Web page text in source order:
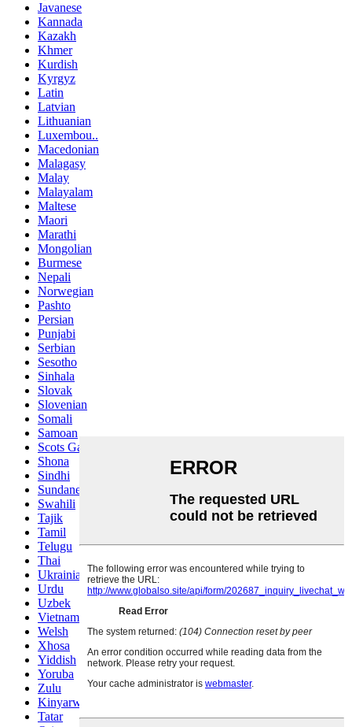
Javanese
Kannada
Kazakh
Khmer
Kurdish
Kyrgyz
Latin
Latvian
Lithuanian
Luxembou..
Macedonian
Malagasy
Malay
Malayalam
Maltese
Maori
Marathi
Mongolian
Burmese
Nepali
Norwegian
Pashto
Persian
Punjabi
Serbian
Sesotho
Sinhala
Slovak
Slovenian
Somali
Samoan
Scots Gaelic
Shona
Sindhi
Sundanese
Swahili
Tajik
Tamil
Telugu
Thai
Ukrainian
Urdu
Uzbek
Vietnamese
Welsh
Xhosa
Yiddish
Yoruba
Zulu
Kinyarwanda
Tatar